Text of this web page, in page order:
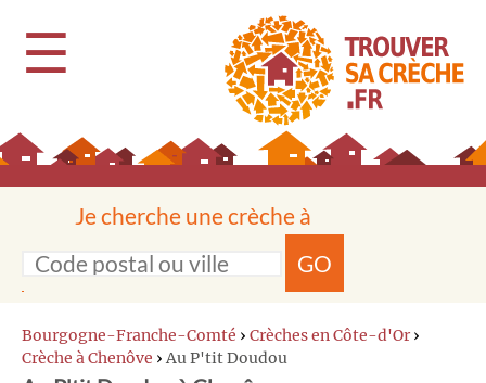
☰
Je cherche une crèche à
GO
Bourgogne-Franche-Comté › Crèches en Côte-d'Or ›
Crèche à Chenôve ›Au P'tit Doudou